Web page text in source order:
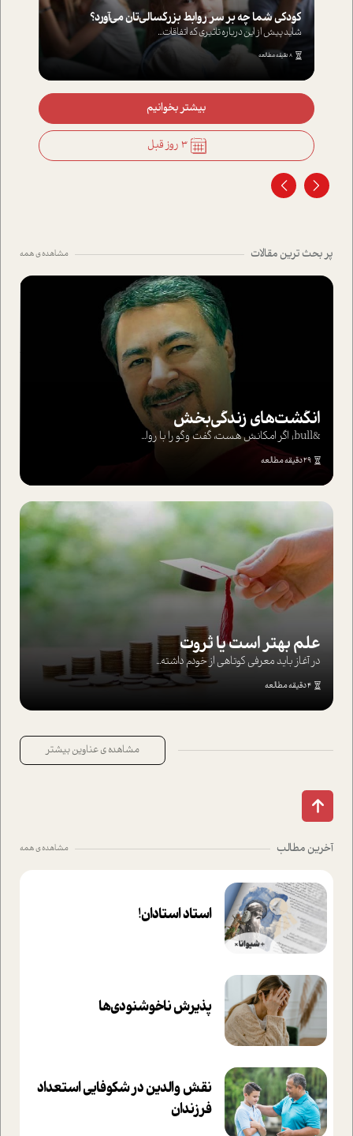
کودکی شما چه بر سر روابط بزرگسالی‌تان می‌آورد؟
شاید پیش از این درباره تاثیری که اتفاقات...
8 دقیقه مطالعه
بیشتر بخوانیم
3 روز قبل
پر بحث ترین مقالات مشاهده ی همه
انگشت‌های‌ زندگی‌بخش
&bull; اگر امکانش هست، گفت وگو را با روا...
29 دقیقه مطالعه
علم بهتر است یا ثروت
در آغاز باید معرفی کوتاهی از خودم داشته...
4 دقیقه مطالعه
مشاهده ی عناوین بیشتر
آخرین مطالب مشاهده ی همه
استاد استادان!
پذیرش ناخوشنودی‌ها
نقش والدین در شکوفا‌یی ا‌ستعداد
فرزندان‌